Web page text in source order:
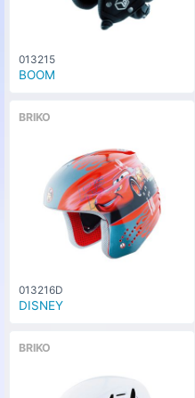
013215
BOOM
BRIKO
013216D
DISNEY
BRIKO